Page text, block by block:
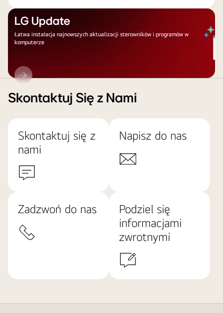
LG Update
Łatwa instalacja najnowszych aktualizacji sterowników i programów w
komputerze
LG
Update
Skontaktuj Się z Nami
Skontaktuj się z
nami
Napisz do nas
Zadzwoń do nas
Podziel się
informacjami
zwrotnymi